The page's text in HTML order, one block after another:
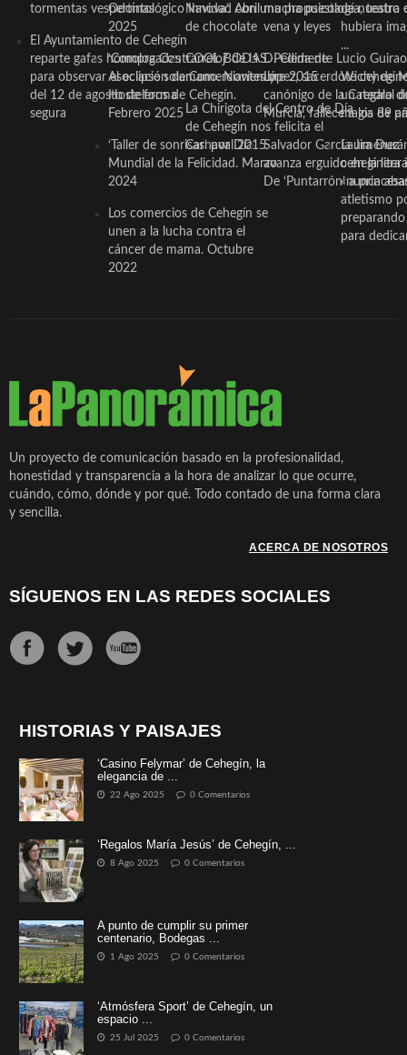
tormentas vespertinas
El Ayuntamiento de Cehegín
reparte gafas homologadas
para observar el eclipse solar
del 12 de agosto de forma
segura
Odontológico Innova’. Abril
2025
‘Compra Contrarreloj’ de la
Asociación de Comerciantes y
Hosteleros de Cehegín.
Febrero 2025
‘Taller de sonrisas’ por Día
Mundial de la Felicidad. Marzo
2024
Los comercios de Cehegín se
unen a la lucha contra el
cáncer de mama. Octubre
2022
Navidad con una propuesta
de chocolate
COOL BODAS. Pedida de
mano. Noviembre 2015
La Chirigota del Centro de Día
de Cehegín nos felicita el
Carnaval 2015
mucha psicología, teatro
vena y leyes
D. Clemente Lucio Guirao
López, sacerdote
canónigo de la Catedral
Murcia, fallece a los 89
Salvador García Jiménez
avanza erguido en la
De ‘Puntarrón’ a
de nuestra
hubiera
...
Wichy de
un regalo
magia de
Laura
ceheginera
«nunca
atletismo
para
Un proyecto de comunicación basado en la profesionalidad,
honestidad y transparencia a la hora de analizar lo que ocurre,
cuándo, cómo, dónde y por qué. Todo contado de una forma clara
y sencilla.
ACERCA DE NOSOTROS
SÍGUENOS EN LAS REDES SOCIALES
HISTORIAS Y PAISAJES
‘Casino Felymar’ de Cehegín, la
elegancia de ...
22 Ago 2025 0 Comentarios
‘Regalos María Jesús’ de Cehegín, ...
8 Ago 2025 0 Comentarios
A punto de cumplir su primer
centenario, Bodegas ...
1 Ago 2025 0 Comentarios
‘Atmósfera Sport’ de Cehegín, un
espacio ...
25 Jul 2025 0 Comentarios